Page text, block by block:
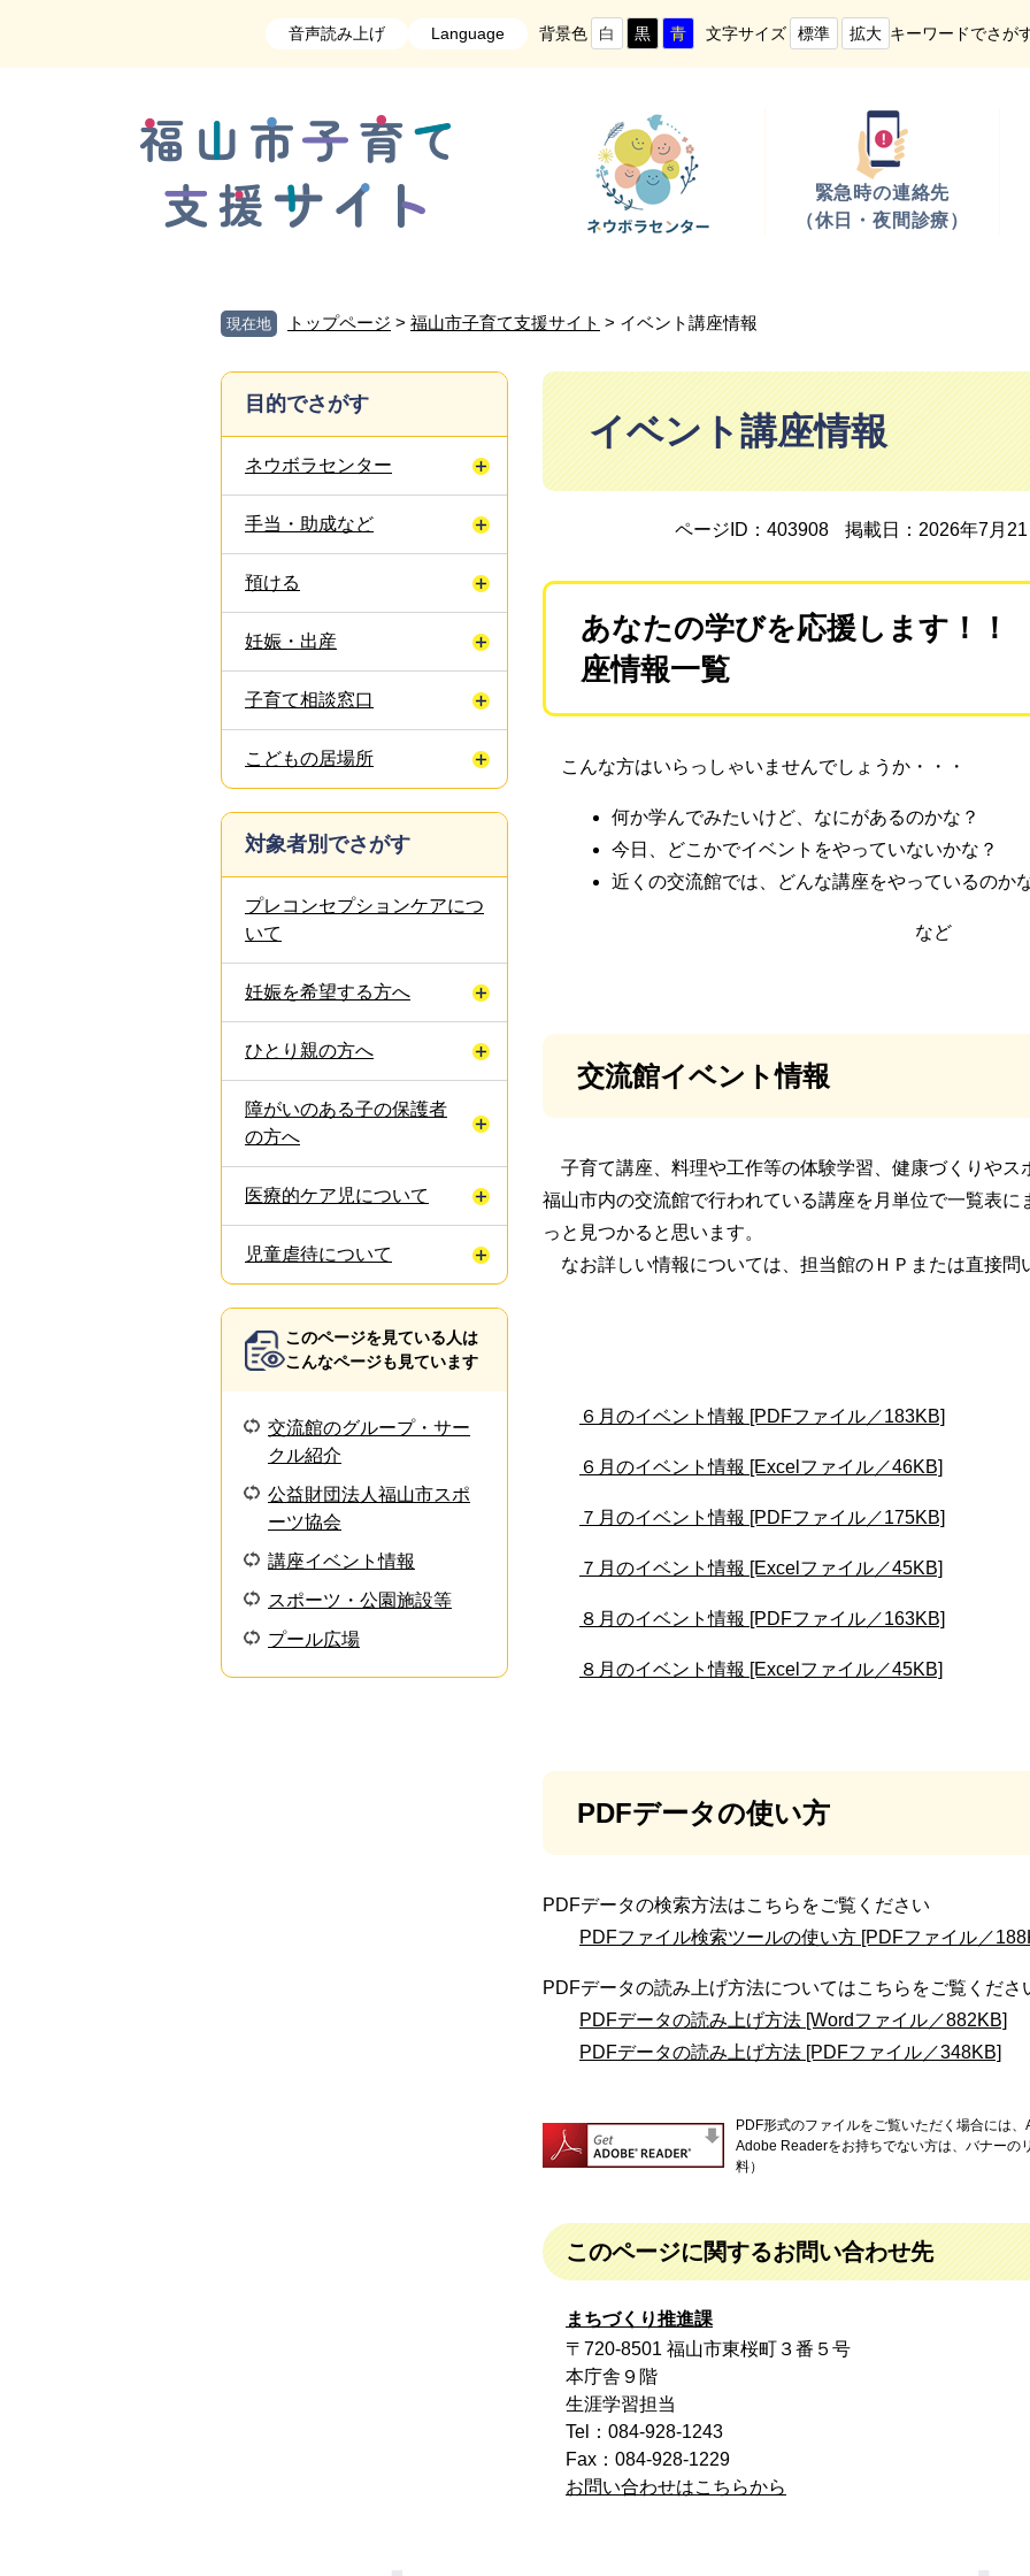
ジ
ュ
音声読み上げ Language 背景色 白 黒 青 文字サイズ 標準 拡大 キーワードでさが
緊急時の連絡先
（休日・夜間診療）
現在地 トップページ > 福山市子育て支援サイト > イベント講座情報
本
イベント講座情報
ページID：403908 掲載日：2026年7月
あなたの学びを応援します！
座情報一覧
こんな方はいらっしゃいませんでしょうか・・・
何か学んでみたいけど、なにがあるのかな？
今日、どこかでイベントをやっていないかな？
近くの交流館では、どんな講座をやっているのか
など
交流館イベント情報
子育て講座、料理や工作等の体験学習、健康づくりやス
福山市内の交流館で行われている講座を月単位で一覧表
っと見つかると思います。
なお詳しい情報については、担当館のＨＰまたは直接問
６月のイベント情報 [PDFファイル／183KB]
６月のイベント情報 [Excelファイル／46KB]
７月のイベント情報 [PDFファイル／175KB]
７月のイベント情報 [Excelファイル／45KB]
８月のイベント情報 [PDFファイル／163KB]
８月のイベント情報 [Excelファイル／45KB]
PDFデータの使い方
PDFデータの検索方法はこちらをご覧ください
PDFファイル検索ツールの使い方 [PDFファイル／
PDFデータの読み上げ方法についてはこちらをご覧くださ
PDFデータの読み上げ方法 [Wordファイル／882KB]
PDFデータの読み上げ方法 [PDFファイル／348KB]
PDF形式のファイルをご覧いただく場合には
Adobe Readerをお持ちでない方は、バナーの
料）
このページに関するお問い合わせ先
まちづくり推進課
〒720-8501 福山市東桜町３番５号
本庁舎９階
生涯学習担当
Tel：084-928-1243
Fax：084-928-1229
お問い合わせはこちらから
目的でさがす
ネウボラセンター
手当・助成など
預ける
妊娠・出産
子育て相談窓口
こどもの居場所
対象者別でさがす
プレコンセプションケアにつ
いて
妊娠を希望する方へ
ひとり親の方へ
障がいのある子の保護者
の方へ
医療的ケア児について
児童虐待について
このページを見ている人は
こんなページも見ています
交流館のグループ・サー
クル紹介
公益財団法人福山市スポ
ーツ協会
講座イベント情報
スポーツ・公園施設等
プール広場